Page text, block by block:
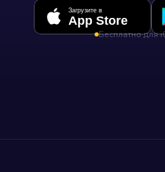
Загрузите в
App Store
Бесплатно для